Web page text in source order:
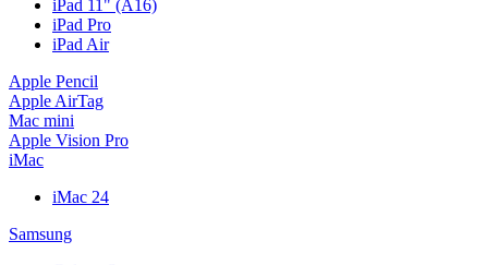
iPad 11" (A16)
iPad Pro
iPad Air
Apple Pencil
Apple AirTag
Mac mini
Apple Vision Pro
iMac
iMac 24
Samsung